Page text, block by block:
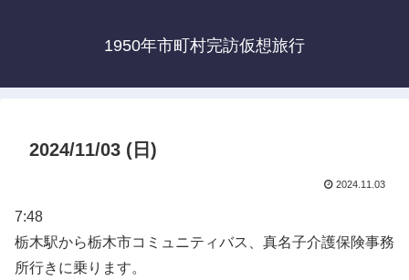
1950年市町村完訪仮想旅行
2024/11/03 (日)
2024.11.03
7:48
栃木駅から栃木市コミュニティバス、真名子介護保険事務
所行きに乗ります。